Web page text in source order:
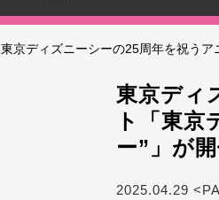
東京ディズニーシーの25周年を祝う
東京ディ
ト「東
ー”」が
2025.04.29